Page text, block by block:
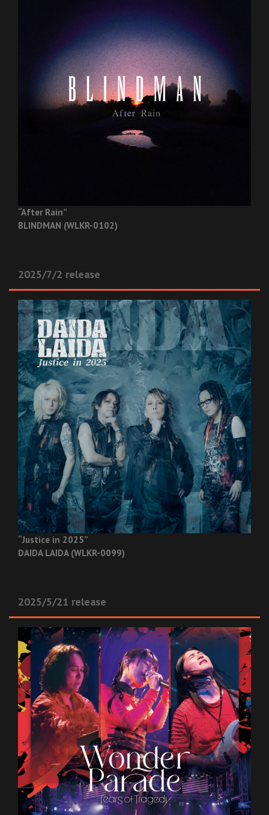
“After Rain”
BLINDMAN (WLKR-0102)
2025/7/2 release
“Justice in 2025”
DAIDA LAIDA (WLKR-0099)
2025/5/21 release